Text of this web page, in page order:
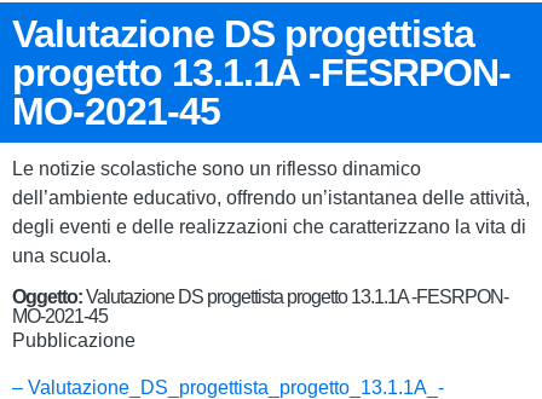
Valutazione DS progettista
progetto 13.1.1A -FESRPON-
MO-2021-45
Le notizie scolastiche sono un riflesso dinamico
dell’ambiente educativo, offrendo un’istantanea delle attività,
degli eventi e delle realizzazioni che caratterizzano la vita di
una scuola.
Oggetto:Valutazione DS progettista progetto 13.1.1A -FESRPON-
MO-2021-45
Pubblicazione
– Valutazione_DS_progettista_progetto_13.1.1A_-